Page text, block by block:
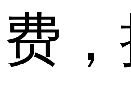
费